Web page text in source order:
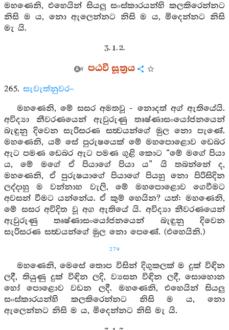
මහණෙනි, එහෙයින් සියලු සංස්කාරයන්හි කලකිරෙන්නට
නිසි ම ය, නො ඇලෙන්නට නිසි ම ය, මිදෙන්නට නිසි
මැ යි.
3. 1. 2.
පඨවී සූත්‍රය
265. සැවැත්නුවර–
මහණෙනි, මේ සසර අමතවූ - නොදත් අග් ඇතියේයි.
අවිද්‍යා නීවරණයෙන් ඇවුරුණු තෘෂ්ණාසංයෝජනයෙන්
බැඳුනු දිවෙන සැරිසරණ සත්‍වයන්ගේ මුල නො පැණේ.
මහණෙනි, යම් සේ පුරුෂයෙක් මේ මහපොළොව ඩෙබර
ඇට පමණ ඩෙබර ඇට පමණ ගුළි කොට “මේ මගේ පියා
ය, මේ මගේ ඒ පියාගේ පියා ය” යි තබන්නේ ද,
මහණෙනි, ඒ පුරුෂයාගේ පියාගේ පියහු නො පිරිසිදින
ලද්දාහු ම වන්නාහ වැලි, මේ මහපොළොව ගෙවීමට
අවසන් වීමට යන්නේය. ඒ කුම් හෙයින? යත්: මහණෙනි,
මේ සසර අවිදිත වූ අග ඇතියේ යි. අවිද්‍යා නීවරණයෙන්
ඇවුරුණු තෘෂ්ණාසංයෝජනයෙන් බැඳුනු දිවෙන
සැරිසරණ සත්‍වයන්ගේ මුල නො පෙණේ. (එහෙයිනි.)
279
මහණෙනි, මෙසේ තොප විසින් දිගුකලක් ම දුක් විඳින
ලදී, තියුණු දුක් විඳින ලදි, ව්‍යසන විඳින ලදී, සොහොන
හෝ පොළොව වඩන ලදී. මහණෙනි, එහෙයින් සියලු
සංස්කාරයන්හි කලකිරෙන්නට නිසි ම ය, නො
ඇලෙන්නට නිසි ම ය, මිදෙන්නට නිසි මැ යි.